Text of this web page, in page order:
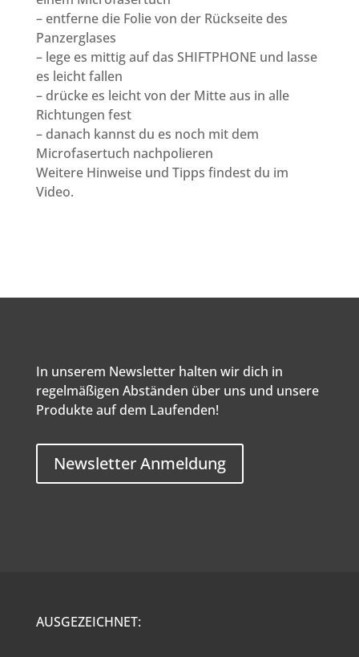
– entferne die Folie von der Rückseite des
Panzerglases
– lege es mittig auf das SHIFTPHONE und lasse
es leicht fallen
– drücke es leicht von der Mitte aus in alle
Richtungen fest
– danach kannst du es noch mit dem
Microfasertuch nachpolieren
Weitere Hinweise und Tipps findest du im
Video.
In unserem Newsletter halten wir dich in
regelmäßigen Abständen über uns und unsere
Produkte auf dem Laufenden!
Newsletter Anmeldung
AUSGEZEICHNET: